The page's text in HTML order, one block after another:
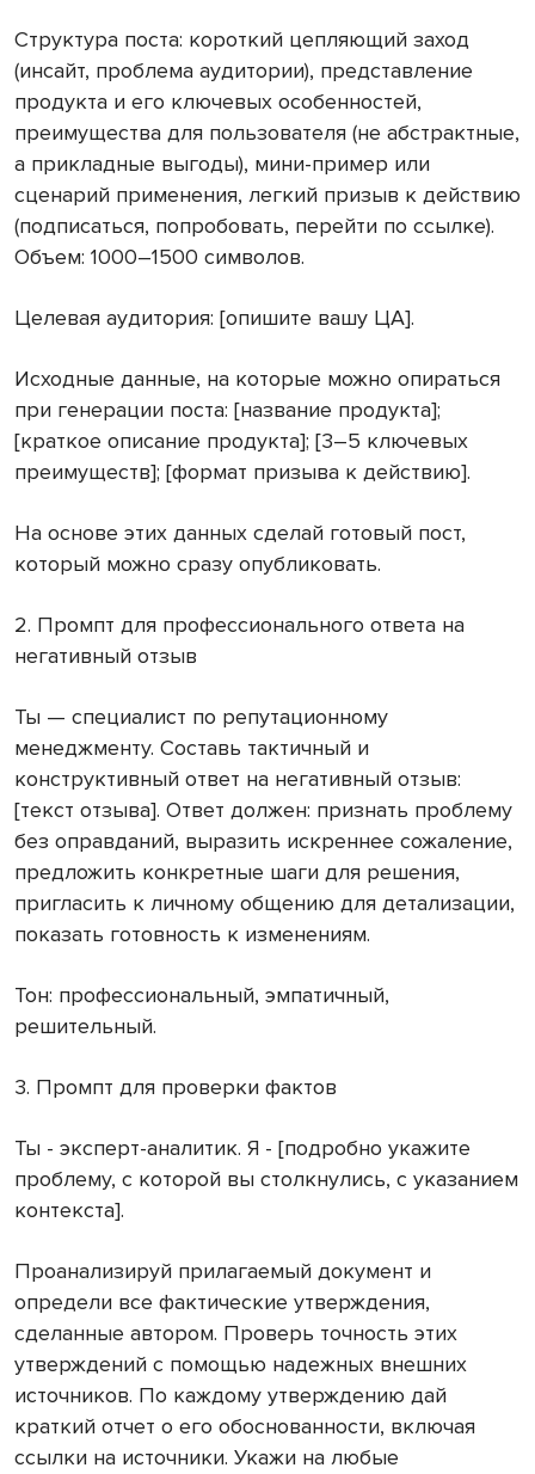
Структура поста: короткий цепляющий заход
(инсайт, проблема аудитории), представление
продукта и его ключевых особенностей,
преимущества для пользователя (не абстрактные,
а прикладные выгоды), мини-пример или
сценарий применения, легкий призыв к действию
(подписаться, попробовать, перейти по ссылке).
Объем: 1000–1500 символов.
Целевая аудитория: [опишите вашу ЦА].
Исходные данные, на которые можно опираться
при генерации поста: [название продукта];
[краткое описание продукта]; [3–5 ключевых
преимуществ]; [формат призыва к действию].
На основе этих данных сделай готовый пост,
который можно сразу опубликовать.
2. Промпт для профессионального ответа на
негативный отзыв
Ты — специалист по репутационному
менеджменту. Составь тактичный и
конструктивный ответ на негативный отзыв:
[текст отзыва]. Ответ должен: признать проблему
без оправданий, выразить искреннее сожаление,
предложить конкретные шаги для решения,
пригласить к личному общению для детализации,
показать готовность к изменениям.
Тон: профессиональный, эмпатичный,
решительный.
3. Промпт для проверки фактов
Ты - эксперт-аналитик. Я - [подробно укажите
проблему, с которой вы столкнулись, с указанием
контекста].
Проанализируй прилагаемый документ и
определи все фактические утверждения,
сделанные автором. Проверь точность этих
утверждений с помощью надежных внешних
источников. По каждому утверждению дай
краткий отчет о его обоснованности, включая
ссылки на источники. Укажи на любые